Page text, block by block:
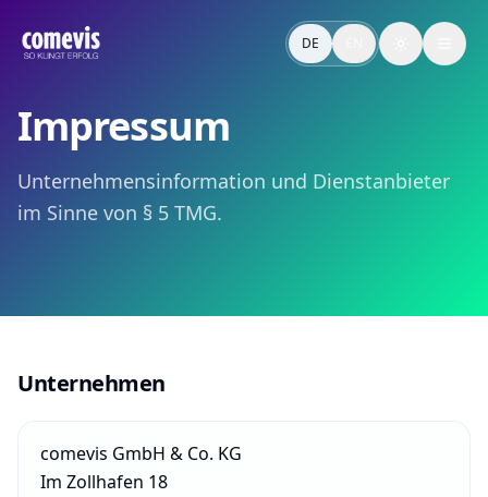
comevis verbindet Audio Branding, Conversational AI
Audio Branding, Conversational AI & Brand Voice
DE Toggle
Impressum
Unternehmensinformation und Dienstanbieter
im Sinne von § 5 TMG.
Unternehmen
comevis GmbH & Co. KG
Im Zollhafen 18